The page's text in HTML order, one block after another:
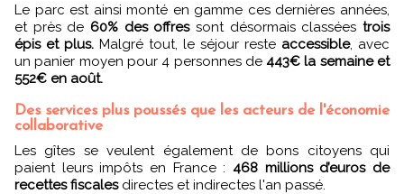
Le parc est ainsi monté en gamme ces dernières années,
et près de 60% des offressont désormais classéestrois
épis et plus. Malgré tout, le séjour reste accessible, avec
un panier moyen pour 4 personnes de443€ la semaine et
552€ en août.
Des services plus poussés que les acteurs de l'économie
collaborative
Les gîtes se veulent également de bons citoyens qui
paient leurs impôts en France : 468 millions d’euros de
recettes fiscalesdirectes et indirectes l'an passé.